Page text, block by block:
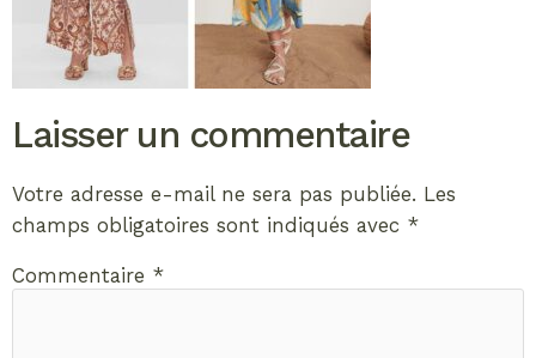
Laisser un commentaire
Votre adresse e-mail ne sera pas publiée. Les
champs obligatoires sont indiqués avec *
Commentaire *